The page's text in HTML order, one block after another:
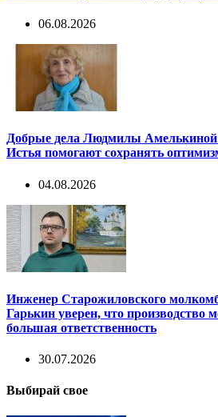
06.08.2026
Добрые дела Людмилы Амелькиной
Истья помогают сохранять
04.08.2026
Инженер Старожиловского
Гарькин уверен, что производство
большая ответственность
30.07.2026
Выбирай свое